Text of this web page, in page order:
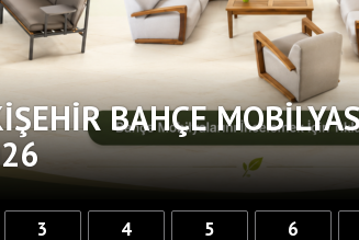
BAHÇE
3 4 5 6